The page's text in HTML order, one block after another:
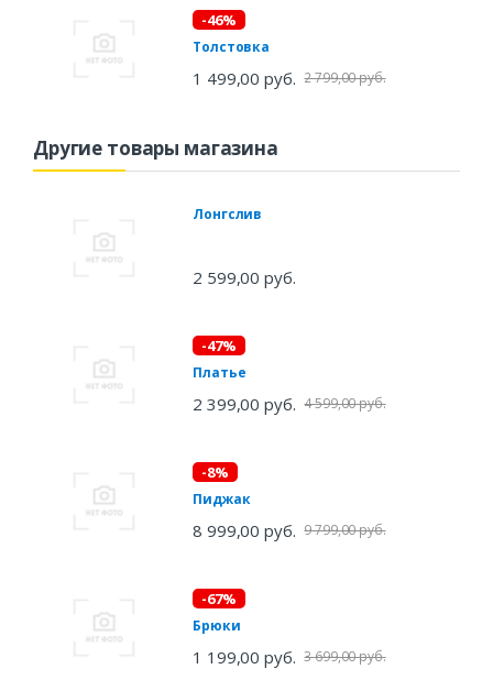
-46%
Толстовка
1 499,00 руб. 2 799,00 руб.
Другие товары магазина
Лонгслив
2 599,00 руб.
-47%
Платье
2 399,00 руб. 4 599,00 руб.
-8%
Пиджак
8 999,00 руб. 9 799,00 руб.
-67%
Брюки
1 199,00 руб. 3 699,00 руб.